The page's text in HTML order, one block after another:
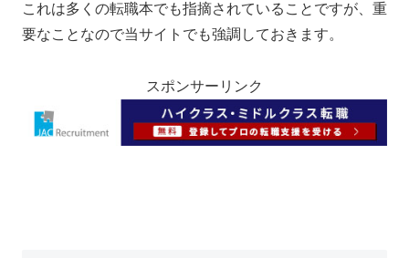
これは多くの転職本でも指摘されていることですが、重
要なことなので当サイトでも強調しておきます。
スポンサーリンク